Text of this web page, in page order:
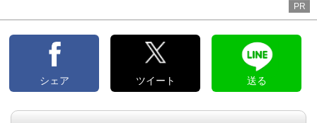
PR
シェア ツイート 送る